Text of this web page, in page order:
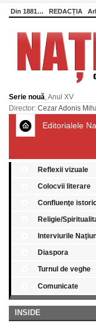
Din 1881… REDACȚIA
Serie nouă, Anul XV
Director: Cezar Adonis
Editorialele
Reflexii vizuale
Colocvii literare
Confluenţe
Religie/
Interviurile
Diaspora
Turnul de veghe
Comunicate
INSIDE